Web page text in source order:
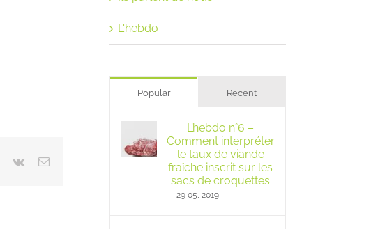
Pinterest
Vk Email
L'hebdo
Popular Recent
L’hebdo n°6 –
Comment interpréter
le taux de viande
fraîche inscrit sur les
sacs de croquettes
29 05, 2019